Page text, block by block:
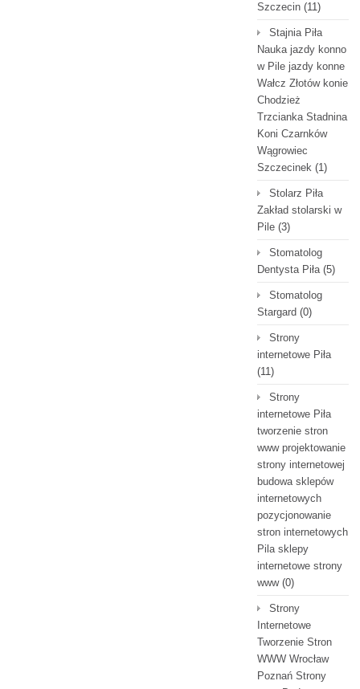
Szczecin (11)
Stajnia Piła
Nauka jazdy konno
w Pile jazdy konne
Wałcz Złotów konie
Chodzież
Trzcianka Stadnina
Koni Czarnków
Wągrowiec
Szczecinek (1)
Stolarz Piła
Zakład stolarski w
Pile (3)
Stomatolog
Dentysta Piła(5)
Stomatolog
Stargard (0)
Strony
internetowe Piła
(11)
Strony
internetowe Piła
tworzenie stron
www projektowanie
strony internetowej
budowa sklepów
internetowych
pozycjonowanie
stron internetowych
Pila sklepy
internetowe strony
www(0)
Strony
Internetowe
Tworzenie Stron
WWW Wrocław
Poznań Strony